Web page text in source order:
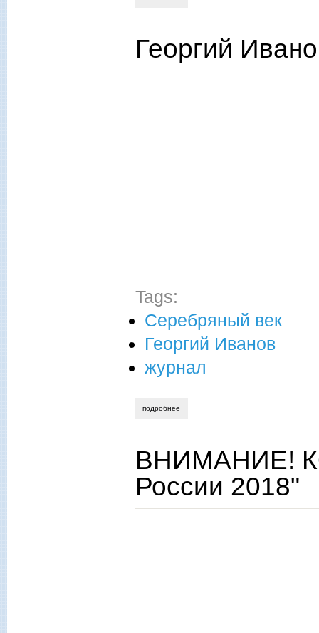
Георгий
Tags:
Серебряный век
Георгий Иванов
журнал
подробнее
ВНИМАНИЕ!
России 2018"